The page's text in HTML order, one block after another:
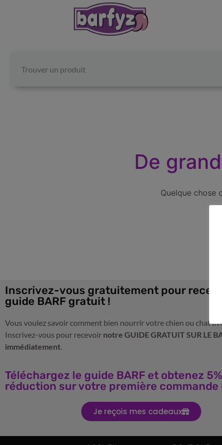
De
Quelque chose
Inscrivez-vous gratuitement pour
guide BARF gratuit !
Vous voulez savoir comment bien nourrir votre chien ou chat
Inscrivez-vous pour recevoir notre GUIDE GRATUIT SUR LE
immédiatement.
Téléchargez le guide BARF et obtenez
réduction sur votre première commande
Je reçois mes cadeaux